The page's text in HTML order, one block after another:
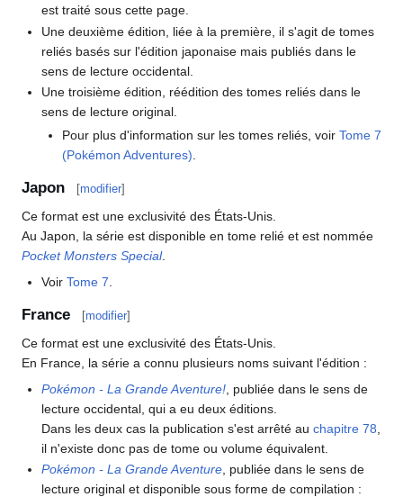
est traité sous cette page.
Une deuxième édition, liée à la première, il s'agit de tomes
reliés basés sur l'édition japonaise mais publiés dans le
sens de lecture occidental.
Une troisième édition, réédition des tomes reliés dans le
sens de lecture original.
Pour plus d'information sur les tomes reliés, voir Tome 7
(Pokémon Adventures).
Japon [modifier]
Ce format est une exclusivité des États-Unis.
Au Japon, la série est disponible en tome relié et est nommée
Pocket Monsters Special.
VoirTome 7
France [modifier]
Ce format est une exclusivité des États-Unis.
En France, la série a connu plusieurs noms suivant l'édition :
Pokémon - La Grande Aventure! , publiée dans le sens de
lecture occidental, qui a eu deux éditions.
Dans les deux cas la publication s'est arrêté auchapitre 78
il n'existe donc pas de tome ou volume équivalent.
Pokémon - La Grande Aventure , publiée dans le sens de
lecture original et disponible sous forme de compilation :